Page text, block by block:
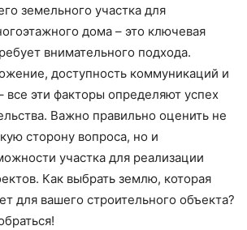
земельного участка для
дома – это ключевая
внимательного подхода.
доступность коммуникаций и
все эти факторы определяют успех
Важно правильно оценить не
сторону вопроса, но и
участка для реализации
Как выбрать землю, которая
для вашего строительного объекта?